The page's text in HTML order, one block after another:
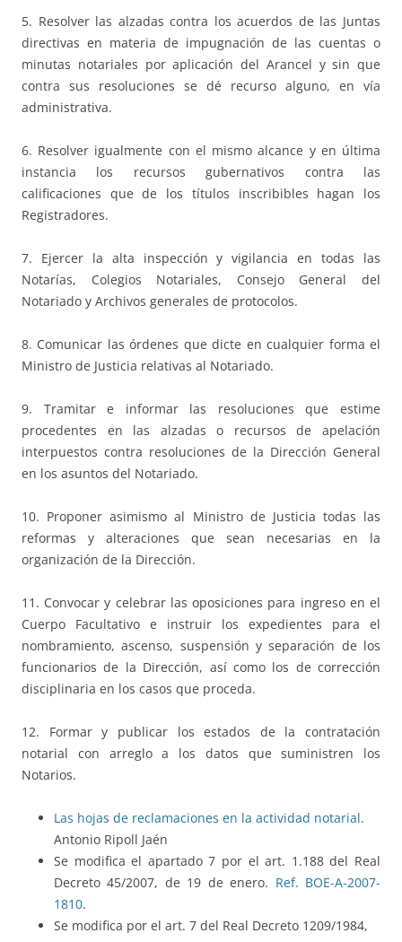
5. Resolver las alzadas contra los acuerdos de las Juntas
directivas en materia de impugnación de las cuentas o
minutas notariales por aplicación del Arancel y sin que
contra sus resoluciones se dé recurso alguno, en vía
administrativa.
6. Resolver igualmente con el mismo alcance y en última
instancia los recursos gubernativos contra las
calificaciones que de los títulos inscribibles hagan los
Registradores.
7. Ejercer la alta inspección y vigilancia en todas las
Notarías, Colegios Notariales, Consejo General del
Notariado y Archivos generales de protocolos.
8. Comunicar las órdenes que dicte en cualquier forma el
Ministro de Justicia relativas al Notariado.
9. Tramitar e informar las resoluciones que estime
procedentes en las alzadas o recursos de apelación
interpuestos contra resoluciones de la Dirección General
en los asuntos del Notariado.
10. Proponer asimismo al Ministro de Justicia todas las
reformas y alteraciones que sean necesarias en la
organización de la Dirección.
11. Convocar y celebrar las oposiciones para ingreso en el
Cuerpo Facultativo e instruir los expedientes para el
nombramiento, ascenso, suspensión y separación de los
funcionarios de la Dirección, así como los de corrección
disciplinaria en los casos que proceda.
12. Formar y publicar los estados de la contratación
notarial con arreglo a los datos que suministren los
Notarios.
Las hojas de reclamaciones en la actividad notarial.
Antonio Ripoll Jaén
Se modifica el apartado 7 por el art. 1.188 del Real
Decreto 45/2007, de 19 de enero. Ref. BOE-A-2007-
1810.
Se modifica por el art. 7 del Real Decreto 1209/1984,